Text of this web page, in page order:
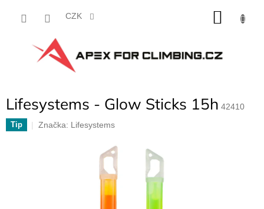
CZK
Lifesystems - Glow Sticks 15h 42410
Tip Značka: Lifesystems